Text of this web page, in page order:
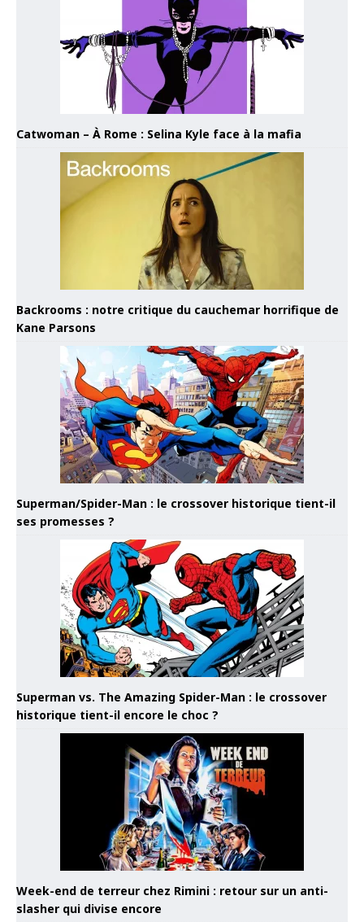
Catwoman – À Rome : Selina Kyle face à la mafia
Backrooms : notre critique du cauchemar horrifique de
Kane Parsons
Superman/Spider-Man : le crossover historique tient-il
ses promesses ?
Superman vs. The Amazing Spider-Man : le crossover
historique tient-il encore le choc ?
Week-end de terreur chez Rimini : retour sur un anti-
slasher qui divise encore